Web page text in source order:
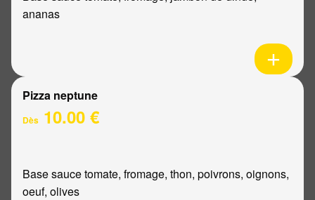
ananas
Pizza neptune
Dès 10.00 €
Base sauce tomate, fromage, thon, poivrons, oignons,
oeuf, olives